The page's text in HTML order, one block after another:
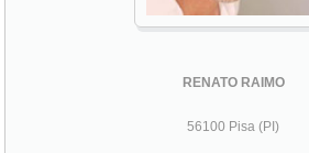
RENATO RAIMO
56100 Pisa (PI)